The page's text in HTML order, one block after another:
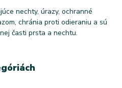
nechty, úrazy, ochranné
chránia proti odieraniu a sú
časti prsta a nechtu.